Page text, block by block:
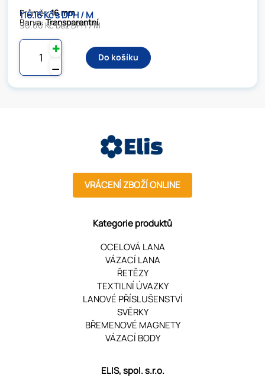
Průměr:16 mm
Barva:Transparentní
116.16 Kč s DPH / M
96.00 Kč bez DPH / M
⚊
✚
Do košíku
VRÁCENÍ ZBOŽÍ ONLINE
Kategorie produktů
OCELOVÁ LANA
VÁZACÍ LANA
ŘETĚZY
TEXTILNÍ ÚVAZKY
LANOVÉ PŘÍSLUŠENSTVÍ
SVĚRKY
BŘEMENOVÉ MAGNETY
VÁZACÍ BODY
ELIS, spol. s.r.o.